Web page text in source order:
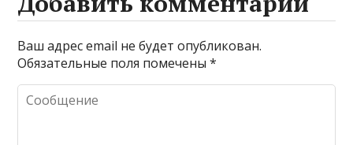
Ваш адрес email не будет опубликован.
Обязательные поля помечены*